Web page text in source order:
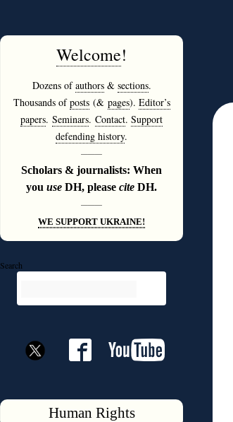
Welcome!
Dozens ofauthors& sections.
Thousands ofposts(& pages). Editor’s
papers. Seminars. Contact. Support
defending history.
———
Scholars & journalists: When
you use DH, please cite DH.
———
WE SUPPORT UKRAINE!
Search
Human Rights